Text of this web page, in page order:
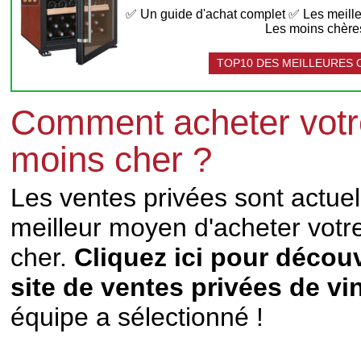
✅ Un guide d'achat complet ✅ Les
Les moins
TOP10 DES MEILLEURES
Comment acheter
moins cher ?
Les ventes privées sont
meilleur moyen d'acheter
cher. Cliquez ici pour
site de ventes privées de
équipe a sélectionné !